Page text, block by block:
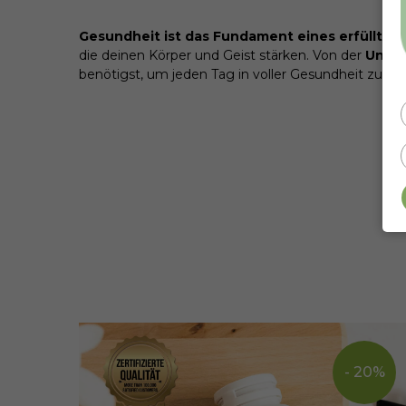
Gesundheit ist das Fundament eines erfüllten
die deinen Körper und Geist stärken. Von der
benötigst, um jeden Tag in voller Gesundheit zu
- 20%